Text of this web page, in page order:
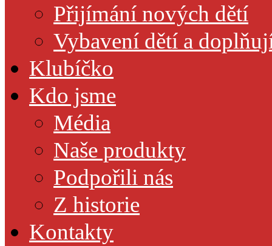
Přijímání nových dětí
Vybavení dětí a
Klubíčko
Kdo jsme
Média
Naše produkty
Podpořili nás
Z historie
Kontakty